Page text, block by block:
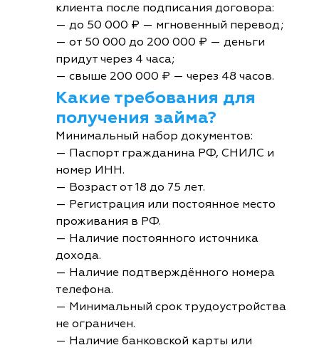
клиента после подписания договора:
— до 50 000 ₽ — мгновенный перевод;
— от 50 000 до 200 000 ₽ — деньги
придут через 4 часа;
— свыше 200 000 ₽ — через 48 часов.
Какие требования для
получения займа?
Минимальный набор документов:
— Паспорт гражданина РФ, СНИЛС и
номер ИНН.
— Возраст от 18 до 75 лет.
— Регистрация или постоянное место
проживания в РФ.
— Наличие постоянного источника
дохода.
— Наличие подтверждённого номера
телефона.
— Минимальный срок трудоустройства
не ограничен.
— Наличие банковской карты или